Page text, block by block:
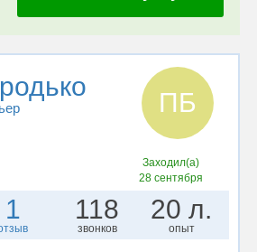
ПБ
Заходил(а)
28 сентября
1 118
звонков
20 л.
опыт